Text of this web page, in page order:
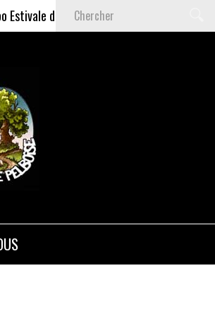
Estivale de Céline DELAS - Du 9 Juillet au 6